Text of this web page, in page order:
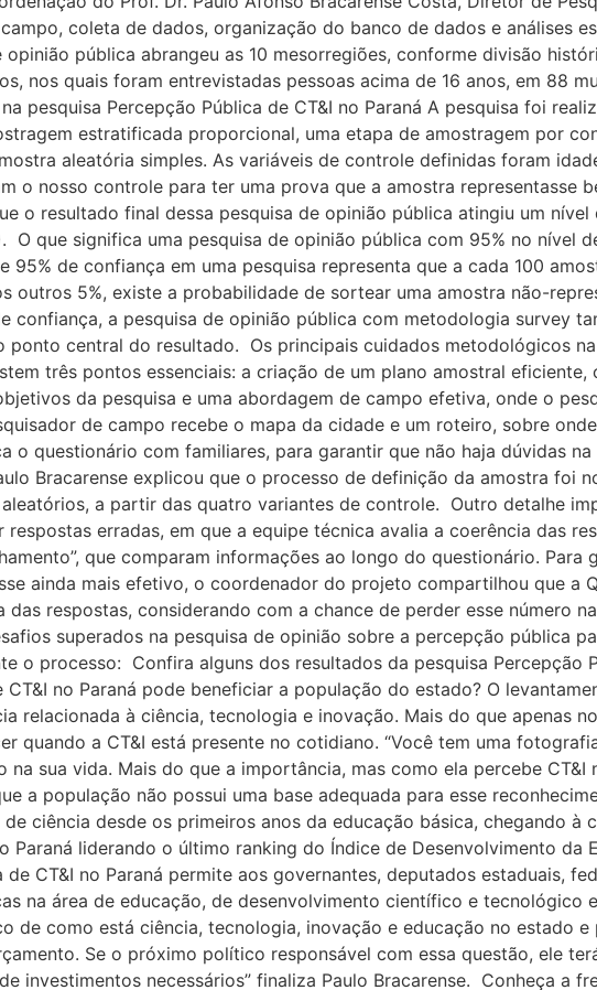
coleta de dados, organização do banco de dados e análises
opinião pública abrangeu as 10 mesorregiões, conforme divisão
nos quais foram entrevistadas pessoas acima de 16 anos, em 88
pesquisa Percepção Pública de CT&I no Paraná A pesquisa foi
estratificada proporcional, uma etapa de amostragem por
aleatória simples. As variáveis de controle definidas foram
o nosso controle para ter uma prova que a amostra representasse
o resultado final dessa pesquisa de opinião pública atingiu um
O que significa uma pesquisa de opinião pública com 95% no nível
95% de confiança em uma pesquisa representa que a cada 100
outros 5%, existe a probabilidade de sortear uma amostra não-
confiança, a pesquisa de opinião pública com metodologia survey
ponto central do resultado. Os principais cuidados metodológicos
três pontos essenciais: a criação de um plano amostral
da pesquisa e uma abordagem de campo efetiva, onde o
de campo recebe o mapa da cidade e um roteiro, sobre
o questionário com familiares, para garantir que não haja dúvidas
Bracarense explicou que o processo de definição da amostra foi
a partir das quatro variantes de controle. Outro detalhe
respostas erradas, em que a equipe técnica avalia a coerência das
que comparam informações ao longo do questionário.
ainda mais efetivo, o coordenador do projeto compartilhou que a
das respostas, considerando com a chance de perder esse número
superados na pesquisa de opinião sobre a percepção pública
o processo: Confira alguns dos resultados da pesquisa Percepção
no Paraná pode beneficiar a população do estado? O
relacionada à ciência, tecnologia e inovação. Mais do que apenas
quando a CT&I está presente no cotidiano. “Você tem uma
sua vida. Mais do que a importância, mas como ela percebe CT&I
a população não possui uma base adequada para esse
ciência desde os primeiros anos da educação básica, chegando à
Paraná liderando o último ranking do Índice de Desenvolvimento da
CT&I no Paraná permite aos governantes, deputados estaduais,
na área de educação, de desenvolvimento científico e tecnológico
de como está ciência, tecnologia, inovação e educação no estado
Se o próximo político responsável com essa questão, ele
investimentos necessários” finaliza Paulo Bracarense. Conheça a